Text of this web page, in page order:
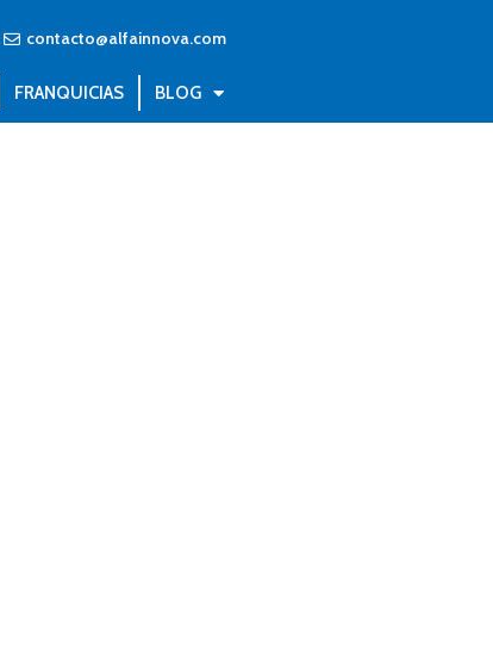
contacto@alfainnova.com
FRANQUICIAS BLOG